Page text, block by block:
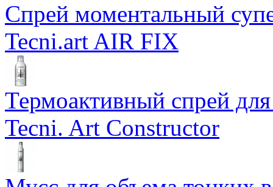
Спрей моментальный
Tecni.art AIR FIX
Термоактивный спрей
Tecni. Art Constructor